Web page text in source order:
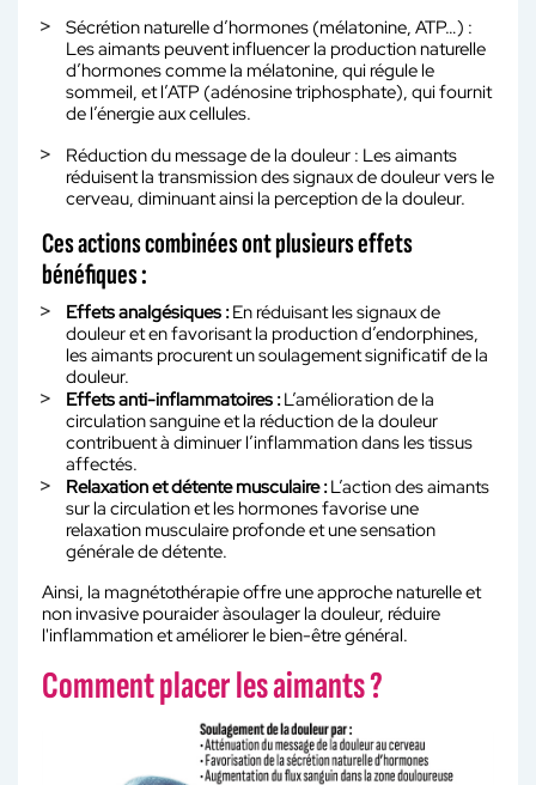
Sécrétion naturelle d’hormones (mélatonine, ATP…) :
Les aimants peuvent influencer la production naturelle
d’hormones comme la mélatonine, qui régule le
sommeil, et l’ATP (adénosine triphosphate), qui fournit
de l’énergie aux cellules.
Réduction du message de la douleur : Les aimants
réduisent la transmission des signaux de douleur vers le
cerveau, diminuant ainsi la perception de la douleur.
Ces actions combinées ont plusieurs effets
bénéfiques :
Effets analgésiques :En réduisant les signaux de
douleur et en favorisant la production d’endorphines,
les aimants procurent un soulagement significatif de la
douleur.
Effets anti-inflammatoires :L’amélioration de la
circulation sanguine et la réduction de la douleur
contribuent à diminuer l’inflammation dans les tissus
affectés.
Relaxation et détente musculaire :L’action des aimants
sur la circulation et les hormones favorise une
relaxation musculaire profonde et une sensation
générale de détente.
Ainsi, la magnétothérapie offre une approche naturelle et
non invasive pouraider àsoulager la douleur, réduire
l'inflammation et améliorer le bien-être général.
Comment placer les aimants ?